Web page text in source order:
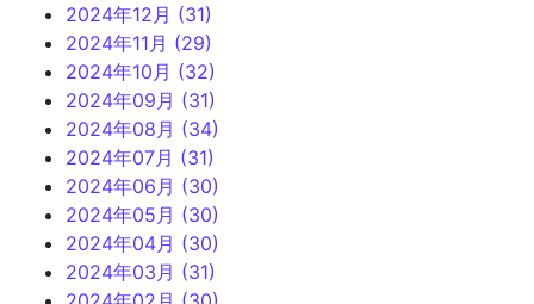
2024年12月 (31)
2024年11月 (29)
2024年10月 (32)
2024年09月 (31)
2024年08月 (34)
2024年07月 (31)
2024年06月 (30)
2024年05月 (30)
2024年04月 (30)
2024年03月 (31)